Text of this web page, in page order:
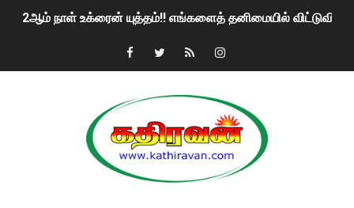
2ஆம் நாள் உக்ரைன் யுத்தம்!! எங்களைத் தனிமையில்
கதிரவன் வாசகர்களுக்கு இனிய பொங்கல் புத்தாண்டு
ரவுடி பேபிக்கு நடந்த தரமான சம்பவம்.. ஆபாச வீடியோக்களால்
காணாமல் போகும் பிள்ளையார்கள்!